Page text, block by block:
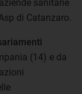
sanitarie
di Catanzaro.
(14) e da